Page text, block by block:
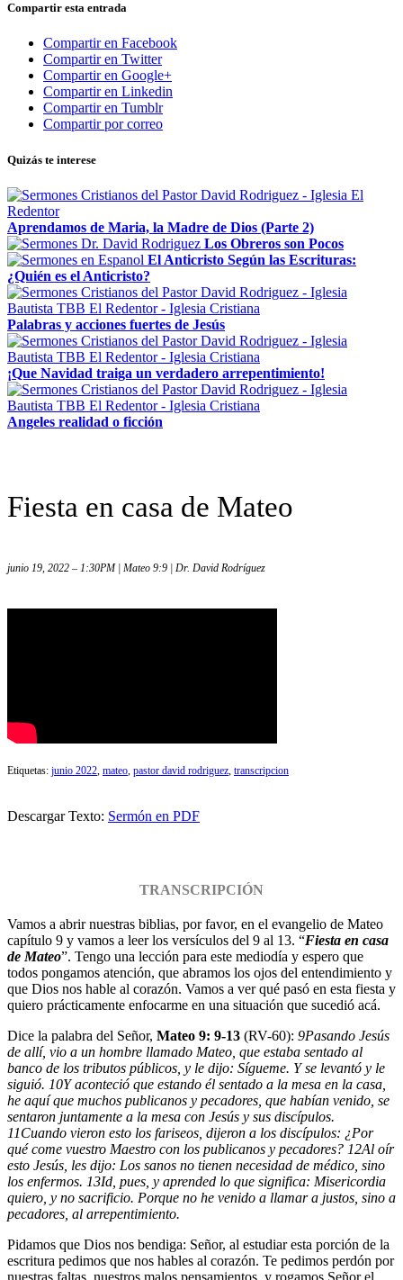
Compartir esta entrada
Compartir en Facebook
Compartir en Twitter
Compartir en Google+
Compartir en Linkedin
Compartir en Tumblr
Compartir por correo
Quizás te interese
Aprendamos de Maria, la Madre de Dios (Parte 2)
Los Obreros son Pocos
El Anticristo Según las Escrituras:
¿Quién es el Anticristo?
Palabras y acciones fuertes de Jesús
¡Que Navidad traiga un verdadero arrepentimiento!
Angeles realidad o ficción
Fiesta en casa de Mateo
junio 19, 2022 – 1:30PM | Mateo 9:9 | Dr. David Rodríguez
Etiquetas: junio 2022 mateo pastor david rodriguez transcripcion
Descargar Texto: Sermón en PDF
TRANSCRIPCIÓN
Vamos a abrir nuestras biblias, por favor, en el evangelio de Mateo
capítulo 9 y vamos a leer los versículos del 9 al 13. “Fiesta en casa
de Mateo”. Tengo una lección para este mediodía y espero que
todos pongamos atención, que abramos los ojos del entendimiento y
que Dios nos hable al corazón. Vamos a ver qué pasó en esta fiesta y
quiero prácticamente enfocarme en una situación que sucedió acá.
Dice la palabra del Señor, Mateo 9: 9-13 (RV-60): 9Pasando Jesús
de allí, vio a un hombre llamado Mateo, que estaba sentado al
banco de los tributos públicos, y le dijo: Sígueme. Y se levantó y le
siguió. 10Y aconteció que estando él sentado a la mesa en la casa,
he aquí que muchos publicanos y pecadores, que habían venido, se
sentaron juntamente a la mesa con Jesús y sus discípulos.
11Cuando vieron esto los fariseos, dijeron a los discípulos: ¿Por
qué come vuestro Maestro con los publicanos y pecadores? 12Al oír
esto Jesús, les dijo: Los sanos no tienen necesidad de médico, sino
los enfermos. 13Id, pues, y aprended lo que significa: Misericordia
quiero, y no sacrificio. Porque no he venido a llamar a justos, sino a
pecadores, al arrepentimiento.
Pidamos que Dios nos bendiga: Señor, al estudiar esta porción de la
escritura pedimos que nos hables al corazón. Te pedimos perdón por
nuestras faltas, nuestros malos pensamientos, y rogamos Señor el